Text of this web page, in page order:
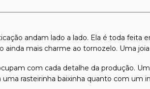
andam lado a lado. Ela é toda feita
mais charme ao tornozelo. Uma
com cada detalhe da produção.
rasteirinha baixinha quanto com um